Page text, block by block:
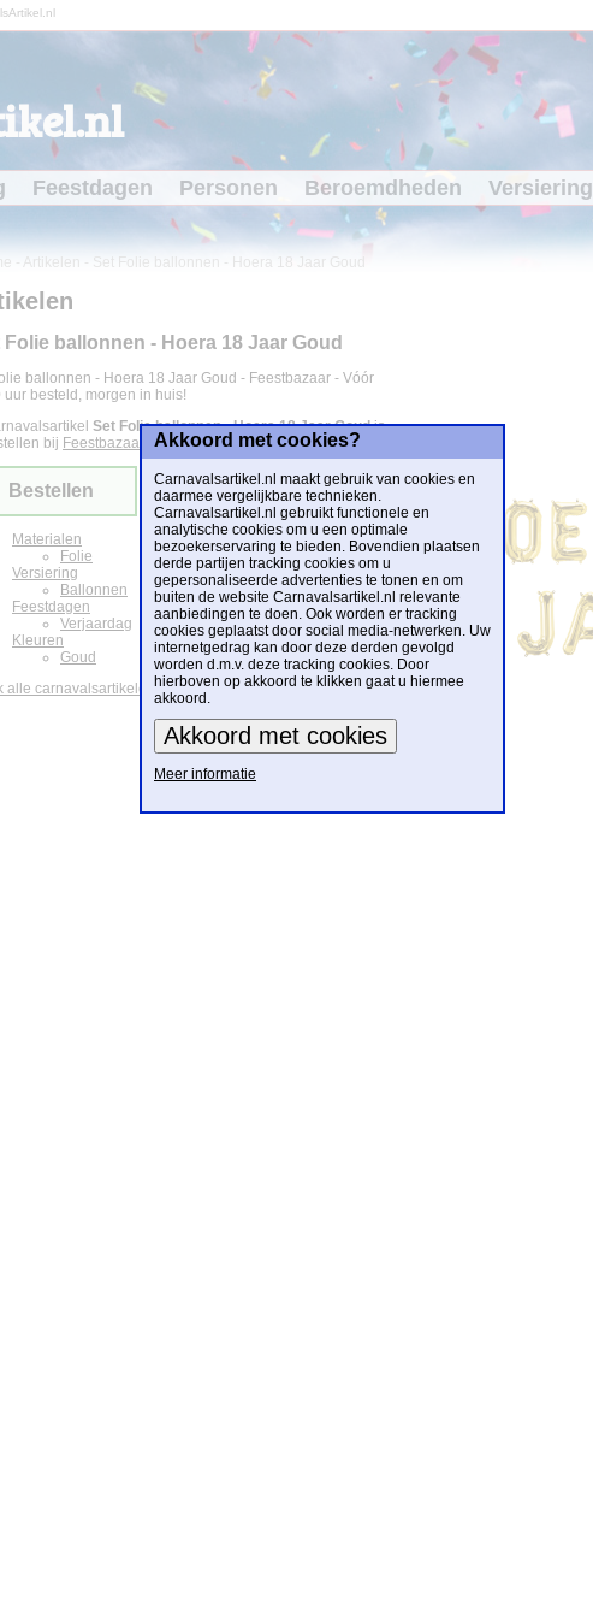
Feestdagen Personen Beroemdheden Versiering
Artikelen Set Folie ballonnen - Hoera 18 Jaar Goud
Folie ballonnen - Hoera 18 Jaar Goud
ballonnen - Hoera 18 Jaar Goud - Feestbazaar - Vóór
uur besteld, morgen in huis!
Set Folie ballonnen - Hoera 18 Jaar Goudis
bij Feestbazaar.nlvoor€ 4,95
Bestellen
Materialen
Folie
Versiering
Ballonnen
Feestdagen
Verjaardag
Kleuren
Goud
alle carnavalsartikelen
Akkoord met cookies?
Carnavalsartikel.nl maakt gebruik van cookies en
daarmee vergelijkbare technieken.
Carnavalsartikel.nl gebruikt functionele en
analytische cookies om u een optimale
bezoekerservaring te bieden. Bovendien plaatsen
derde partijen tracking cookies om u
gepersonaliseerde advertenties te tonen en om
buiten de website Carnavalsartikel.nl relevante
aanbiedingen te doen. Ook worden er tracking
cookies geplaatst door social media-netwerken. Uw
internetgedrag kan door deze derden gevolgd
worden d.m.v. deze tracking cookies. Door
hierboven op akkoord te klikken gaat u hiermee
akkoord.
Meer informatie